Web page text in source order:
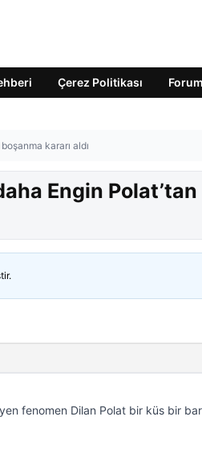
Çerez Politikası Forum
kararı aldı
Engin Polat’tan
fenomen Dilan Polat bir küs bir